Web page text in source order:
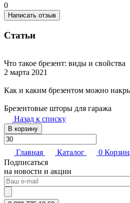
0
Написать отзыв
Статьи
Что такое брезент: виды и свойства
2 марта 2021
Как и каким брезентом можно
Брезентовые шторы для гаража
Назад к списку
В корзину
Главная Каталог 0
Подписаться
на новости и акции